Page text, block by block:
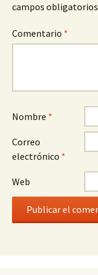
campos
Comentario *
Nombre *
Correo
electrónico *
Web